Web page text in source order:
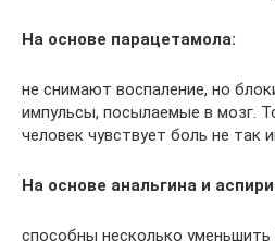
На основе парацетамола:
не снимают воспаление, но
импульсы, посылаемые в мозг.
человек чувствует боль не так
На основе анальгина и
способны несколько